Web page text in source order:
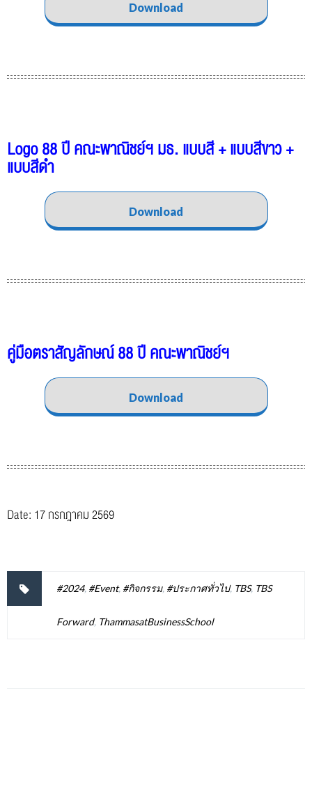
Download
Logo 88 ปี คณะพาณิชย์ฯ มธ. แบบสี + แบบสีขาว +
แบบสีดำ
Download
คู่มือตราสัญลักษณ์ 88 ปี คณะพาณิชย์ฯ
Download
Date: 17 กรกฎาคม 2569
#2024, #Event, #กิจกรรม, #ประกาศทั่วไป, TBS, TBS
Forward, ThammasatBusinessSchool